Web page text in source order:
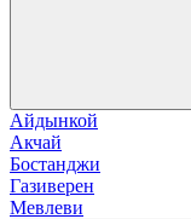
Айдынкой
Акчай
Бостанджи
Газиверен
Мевлеви